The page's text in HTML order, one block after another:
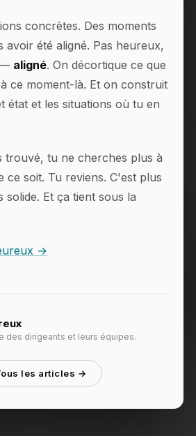
concrètes. Des moments
avoir été aligné. Pas heureux,
— aligné. On décortique ce que
ce moment-là. Et on construit
état et les situations où tu en
trouvé, tu ne cherches plus à
ce soit. Tu reviens. C'est plus
solide. Et ça tient sous la
→
des dirigeants et leurs équipes.
les articles →